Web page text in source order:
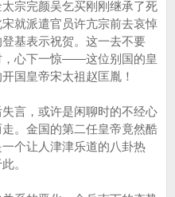
宗完颜吴乞买刚刚继承了死
就派遣官员许亢宗前去哀悼
基表示祝贺。这一去不要
，心下一惊——这位别国的皇
国皇帝宋太祖赵匡胤！
言，或许是闲聊时的不经心
。金国的第二任皇帝竟然酷
个让人津津乐道的八卦热
。